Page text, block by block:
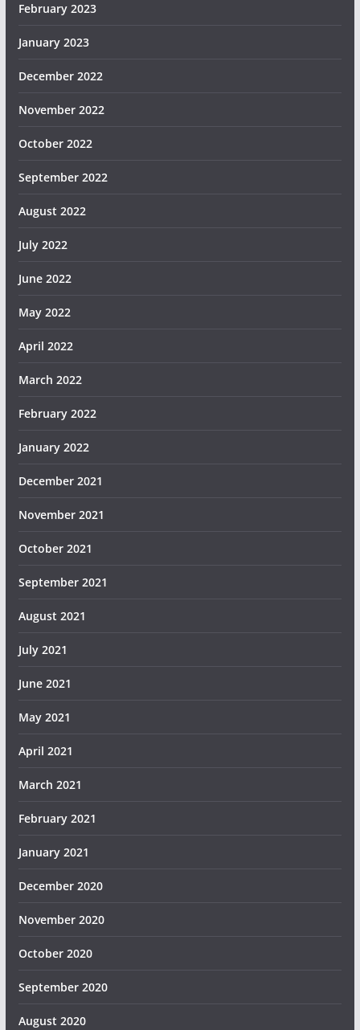
February 2023
January 2023
December 2022
November 2022
October 2022
September 2022
August 2022
July 2022
June 2022
May 2022
April 2022
March 2022
February 2022
January 2022
December 2021
November 2021
October 2021
September 2021
August 2021
July 2021
June 2021
May 2021
April 2021
March 2021
February 2021
January 2021
December 2020
November 2020
October 2020
September 2020
August 2020